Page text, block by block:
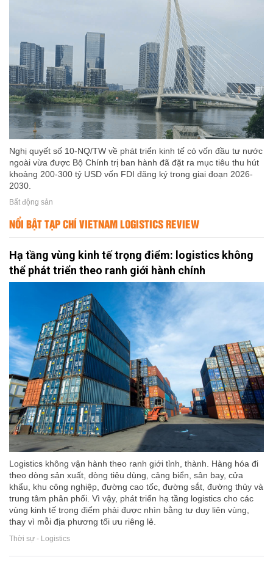
Nghị quyết số 10-NQ/TW về phát triển kinh tế có vốn đầu tư nước
ngoài vừa được Bộ Chính trị ban hành đã đặt ra mục tiêu thu hút
khoảng 200-300 tỷ USD vốn FDI đăng ký trong giai đoạn 2026-
2030.
Bất động sản
NỔI BẬT TẠP CHÍ VIETNAM LOGISTICS REVIEW
Hạ tầng vùng kinh tế trọng điểm: logistics không
thể phát triển theo ranh giới hành chính
Logistics không vận hành theo ranh giới tỉnh, thành. Hàng hóa đi
theo dòng sản xuất, dòng tiêu dùng, cảng biển, sân bay, cửa
khẩu, khu công nghiệp, đường cao tốc, đường sắt, đường thủy và
trung tâm phân phối. Vì vậy, phát triển hạ tầng logistics cho các
vùng kinh tế trọng điểm phải được nhìn bằng tư duy liên vùng,
thay vì mỗi địa phương tối ưu riêng lẻ.
Thời sự - Logistics